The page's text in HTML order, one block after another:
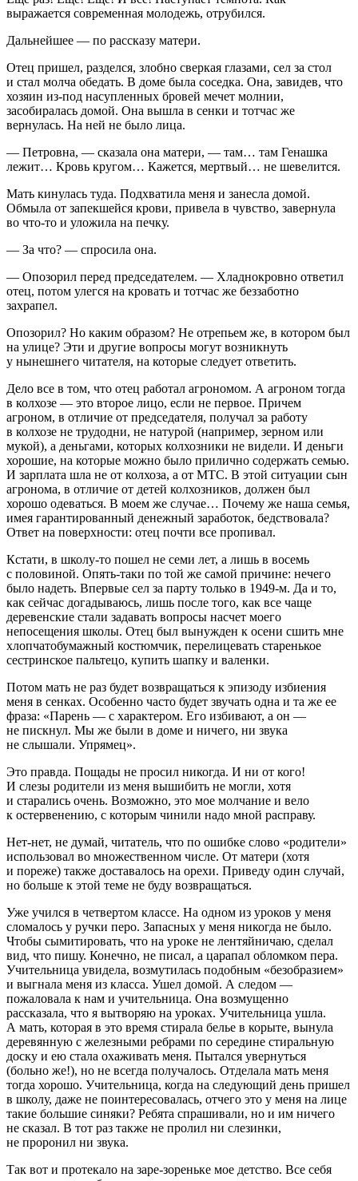
выражается современная молодежь, отрубился.
Дальнейшее — по рассказу матери.
Отец пришел, разделся, злобно сверкая глазами, сел за стол
и стал молча обедать. В доме была соседка. Она, завидев, что
хозяин из-под насупленных бровей мечет молнии,
засобиралась домой. Она вышла в сенки и тотчас же
вернулась. На ней не было лица.
— Петровна, — сказала она матери, — там… там Генашка
лежит… Кровь кругом… Кажется, мертвый… не шевелится.
Мать кинулась туда. Подхватила меня и занесла домой.
Обмыла от запекшейся крови, привела в чувство, завернула
во что-то и уложила на печку.
— За что? — спросила она.
— Опозорил перед председателем. — Хладнокровно ответил
отец, потом улегся на кровать и тотчас же беззаботно
захрапел.
Опозорил? Но каким образом? Не отрепьем же, в котором был
на улице? Эти и другие вопросы могут возникнуть
у нынешнего читателя, на которые следует ответить.
Дело все в том, что отец работал агрономом. А агроном тогда
в колхозе — это второе лицо, если не первое. Причем
агроном, в отличие от председателя, получал за работу
в колхозе не трудодни, не натурой (например, зерном или
мукой), а деньгами, которых колхозники не видели. И деньги
хорошие, на которые можно было прилично содержать семью.
И зарплата шла не от колхоза, а от МТС. В этой ситуации сын
агронома, в отличие от детей колхозников, должен был
хорошо одеваться. В моем же случае… Почему же наша семья,
имея гарантированный денежный заработок, бедствовала?
Ответ на поверхности: отец почти все пропивал.
Кстати, в школу-то пошел не семи лет, а лишь в восемь
с половиной. Опять-таки по той же самой причине: нечего
было надеть. Впервые сел за парту только в 1949-м. Да и то,
как сейчас догадываюсь, лишь после того, как все чаще
деревенские стали задавать вопросы насчет моего
непосещения школы. Отец был вынужден к осени сшить мне
хлопчатобумажный костюмчик, перелицевать старенькое
сестринское пальтецо, купить шапку и валенки.
Потом мать не раз будет возвращаться к эпизоду избиения
меня в сенках. Особенно часто будет звучать одна и та же ее
фраза: «Парень — с характером. Его избивают, а он —
не пискнул. Мы же были в доме и ничего, ни звука
не слышали. Упрямец».
Это правда. Пощады не просил никогда. И ни от кого!
И слезы родители из меня вышибить не могли, хотя
и старались очень. Возможно, это мое молчание и вело
к остервенению, с которым чинили надо мной расправу.
Нет-нет, не думай, читатель, что по ошибке слово «родители»
использовал во множественном числе. От матери (хотя
и пореже) также доставалось на орехи. Приведу один случай,
но больше к этой теме не буду возвращаться.
Уже учился в четвертом классе. На одном из уроков у меня
сломалось у ручки перо. Запасных у меня никогда не было.
Чтобы сымитировать, что на уроке не лентяйничаю, сделал
вид, что пишу. Конечно, не писал, а царапал обломком пера.
Учительница увидела, возмутилась подобным «безобразием»
и выгнала меня из класса. Ушел домой. А следом —
пожаловала к нам и учительница. Она возмущенно
рассказала, что я вытворяю на уроках. Учительница ушла.
А мать, которая в это время стирала белье в корыте, вынула
деревянную с железными ребрами по середине стиральную
доску и ею стала охаживать меня. Пытался увернуться
(больно же!), но не всегда получалось. Отделала мать меня
тогда хорошо. Учительница, когда на следующий день пришел
в школу, даже не поинтересовалась, отчего это у меня на лице
такие большие синяки? Ребята спрашивали, но и им ничего
не сказал. В тот раз также не пролил ни слезинки,
не проронил ни звука.
Так вот и протекало на заре-зореньке мое детство. Все себя